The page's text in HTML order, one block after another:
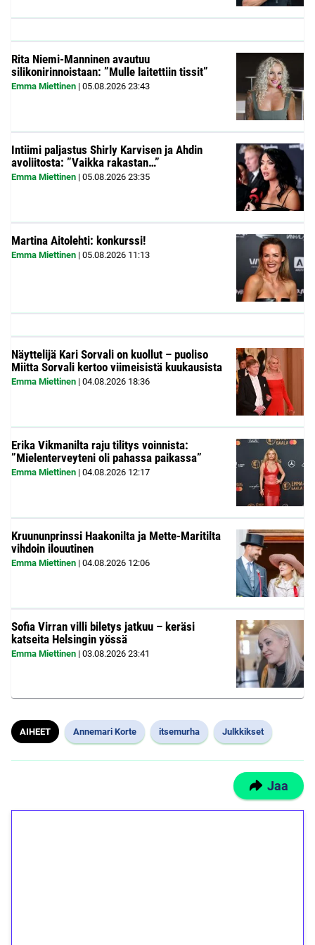
Rita Niemi-Manninen avautuu
silikonirinnoistaan: ”Mulle laitettiin tissit”
Emma Miettinen | 05.08.2026 23:43
Intiimi paljastus Shirly Karvisen ja Ahdin
avoliitosta: ”Vaikka rakastan…”
Emma Miettinen | 05.08.2026 23:35
Martina Aitolehti: konkurssi!
Emma Miettinen | 05.08.2026 11:13
Näyttelijä Kari Sorvali on kuollut – puoliso
Miitta Sorvali kertoo viimeisistä kuukausista
Emma Miettinen | 04.08.2026 18:36
Erika Vikmanilta raju tilitys voinnista:
”Mielenterveyteni oli pahassa paikassa”
Emma Miettinen | 04.08.2026 12:17
Kruununprinssi Haakonilta ja Mette-Maritilta
vihdoin ilouutinen
Emma Miettinen | 04.08.2026 12:06
Sofia Virran villi biletys jatkuu – keräsi
katseita Helsingin yössä
Emma Miettinen | 03.08.2026 23:41
AIHEET Annemari Korte itsemurha Julkkikset
Jaa